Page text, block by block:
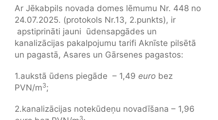
Ar Jēkabpils novada domes lēmumu Nr. 448 no
24.07.2025. (protokols Nr.13, 2.punkts), ir
apstiprināti jauni ūdensapgādes un
kanalizācijas pakalpojumu tarifi Aknīste pilsētā
un pagastā, Asares un Gārsenes pagastos:
1.aukstā ūdens piegāde – 1,49 euro bez
PVN/m3;
2.kanalizācijas notekūdeņu novadīšana – 1,96
3